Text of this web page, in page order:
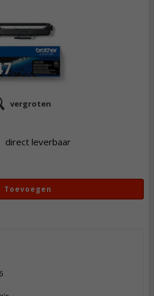
vergroten
direct leverbaar
Toevoegen